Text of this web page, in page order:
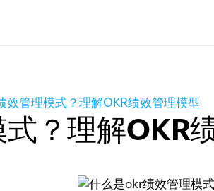
效管理模式？理解OKR绩效管理模型
？理解OKR